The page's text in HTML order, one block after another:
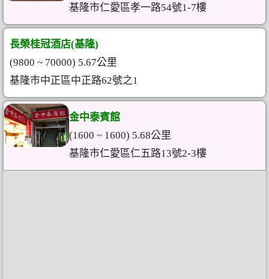
基隆市仁愛區孝一路54號1-7樓
長榮桂冠酒店(基隆)
(9800 ~ 70000) 5.67公里
基隆市中正區中正路62號之1
金中泰賓館
(1600 ~ 1600) 5.68公里
基隆市仁愛區仁五路13號2-3樓